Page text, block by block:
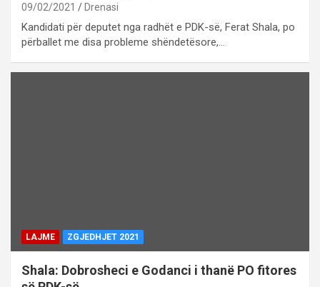
09/02/2021 Drenasi
Kandidati për deputet nga radhët e PDK-së, Ferat Shala, po
përballet me disa probleme shëndetësore,…
LAJME ZGJEDHJET 2021
Shala: Dobrosheci e Godanci i thanë PO fitores